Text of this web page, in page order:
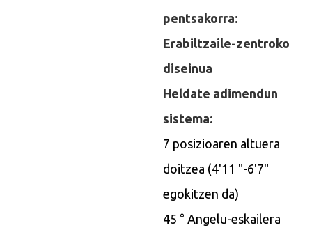
pentsakorra:
Erabiltzaile-zentroko
diseinua
Heldate adimendun
sistema:
7 posizioaren altuera
doitzea (4'11 "-6'7"
egokitzen da)
45 ° Angelu-eskailera